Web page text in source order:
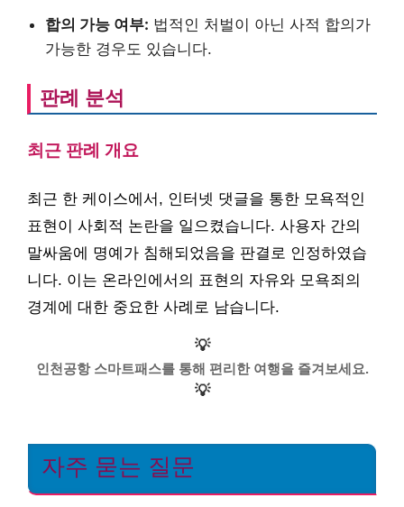
합의 가능 여부: 법적인 처벌이 아닌 사적 합의가
가능한 경우도 있습니다.
판례 분석
최근 판례 개요
최근 한 케이스에서, 인터넷 댓글을 통한 모욕적인
표현이 사회적 논란을 일으켰습니다. 사용자 간의
말싸움에 명예가 침해되었음을 판결로 인정하였습
니다. 이는 온라인에서의 표현의 자유와 모욕죄의
경계에 대한 중요한 사례로 남습니다.
💡
인천공항 스마트패스를 통해 편리한 여행을 즐겨보세요.
💡
자주 묻는 질문